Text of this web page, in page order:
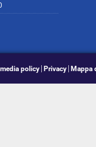
policy Privacy Mappa